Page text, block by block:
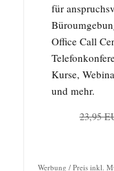
für
Office Call
Kurse,
und mehr.
23,95
Werbung / Preis inkl.